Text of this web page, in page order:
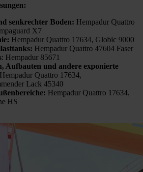
senkrechter Boden: Hempadur Quattro
X7
Hempadur Quattro 17634, Globic 9000
Hempadur Quattro 47604 Faser
: Hempadur 85671
Aufbauten und andere exponierte
Hempadur Quattro 17634,
Lack 45340
Hempadur Quattro 17634,
HS